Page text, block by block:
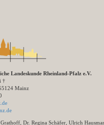
Landeskunde Rheinland-Pfalz e.V.
†
Mainz
Dr. Regina Schäfer, Ulrich